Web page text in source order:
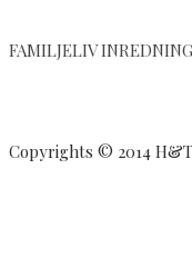
FAMILJELIV
Copyrights © 2014